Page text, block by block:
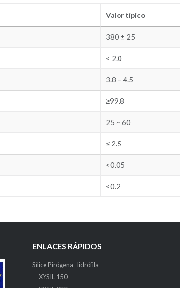
Valor típico
380 ± 25
< 2.0
3.8 – 4.5
≥99.8
25 ~ 60
≤ 2.5
<0.05
<0.2
ENLACES RÁPIDOS
Sílice Pirógena Hidrófila
XYSIL 150